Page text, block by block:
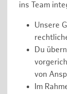
ins Team
Unsere
Du
von
Im